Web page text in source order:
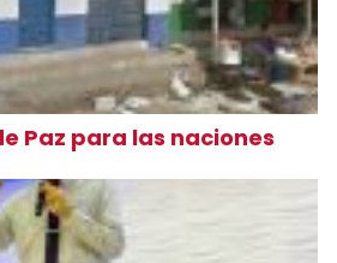
Paz para las naciones